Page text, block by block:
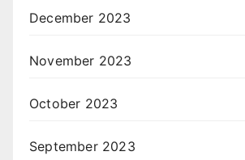
December 2023
November 2023
October 2023
September 2023